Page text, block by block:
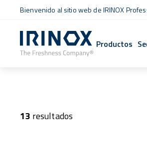
Bienvenido al sitio web de IRINOX
Productos
13 resultados